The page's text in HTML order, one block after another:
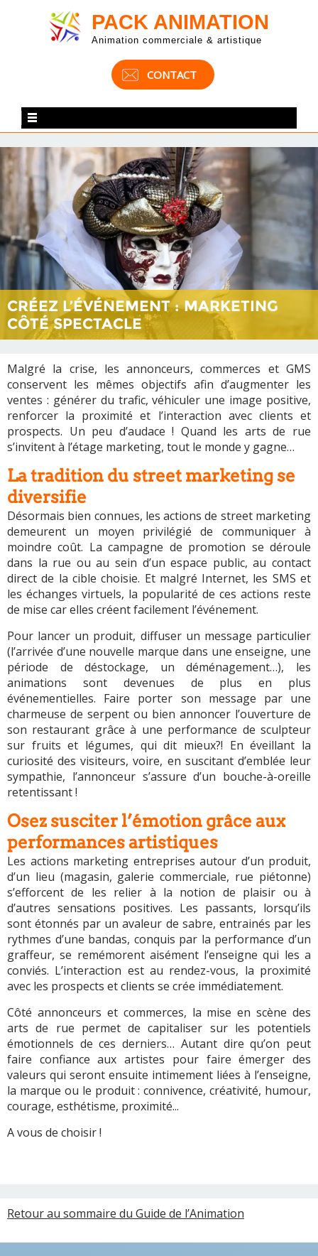
PACK ANIMATION
Animation commerciale & artistique
CONTACT
CRÉEZ L’ÉVÉNEMENT : MARKETING
CÔTÉ SPECTACLE
Malgré la crise, les annonceurs, commerces et GMS
conservent les mêmes objectifs afin d’augmenter les
ventes : générer du trafic, véhiculer une image positive,
renforcer la proximité et l’interaction avec clients et
prospects. Un peu d’audace ! Quand les arts de rue
s’invitent à l’étage marketing, tout le monde y gagne…
La tradition du street marketing se
diversifie
Désormais bien connues, les actions de street marketing
demeurent un moyen privilégié de communiquer à
moindre coût. La campagne de promotion se déroule
dans la rue ou au sein d’un espace public, au contact
direct de la cible choisie. Et malgré Internet, les SMS et
les échanges virtuels, la popularité de ces actions reste
de mise car elles créent facilement l’événement.
Pour lancer un produit, diffuser un message particulier
(l’arrivée d’une nouvelle marque dans une enseigne, une
période de déstockage, un déménagement…), les
animations sont devenues de plus en plus
événementielles. Faire porter son message par une
charmeuse de serpent ou bien annoncer l’ouverture de
son restaurant grâce à une performance de sculpteur
sur fruits et légumes, qui dit mieux?! En éveillant la
curiosité des visiteurs, voire, en suscitant d’emblée leur
sympathie, l’annonceur s’assure d’un bouche-à-oreille
retentissant !
Osez susciter l’émotion grâce aux
performances artistiques
Les actions marketing entreprises autour d’un produit,
d’un lieu (magasin, galerie commerciale, rue piétonne)
s’efforcent de les relier à la notion de plaisir ou à
d’autres sensations positives. Les passants, lorsqu’ils
sont étonnés par un avaleur de sabre, entrainés par les
rythmes d’une bandas, conquis par la performance d’un
graffeur, se remémorent aisément l’enseigne qui les a
conviés. L’interaction est au rendez-vous, la proximité
avec les prospects et clients se crée immédiatement.
Côté annonceurs et commerces, la mise en scène des
arts de rue permet de capitaliser sur les potentiels
émotionnels de ces derniers… Autant dire qu’on peut
faire confiance aux artistes pour faire émerger des
valeurs qui seront ensuite intimement liées à l’enseigne,
la marque ou le produit : connivence, créativité, humour,
courage, esthétisme, proximité...
A vous de choisir !
Retour au sommaire du Guide de l’Animation